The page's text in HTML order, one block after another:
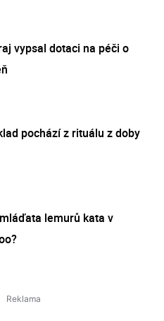
vypsal dotaci na péči o
pochází z rituálu z doby
lemurů kata v